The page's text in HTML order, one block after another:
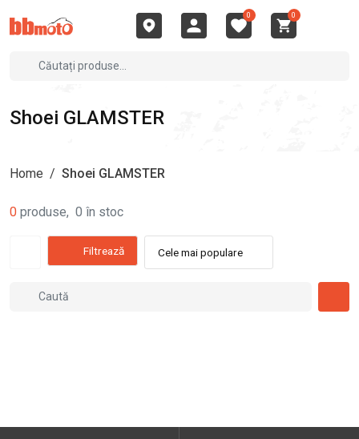
0 0
Shoei GLAMSTER
Home / Shoei GLAMSTER
0 produse, 0 în stoc
Filtrează Cele mai populare